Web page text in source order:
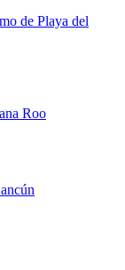
de Playa del
Roo